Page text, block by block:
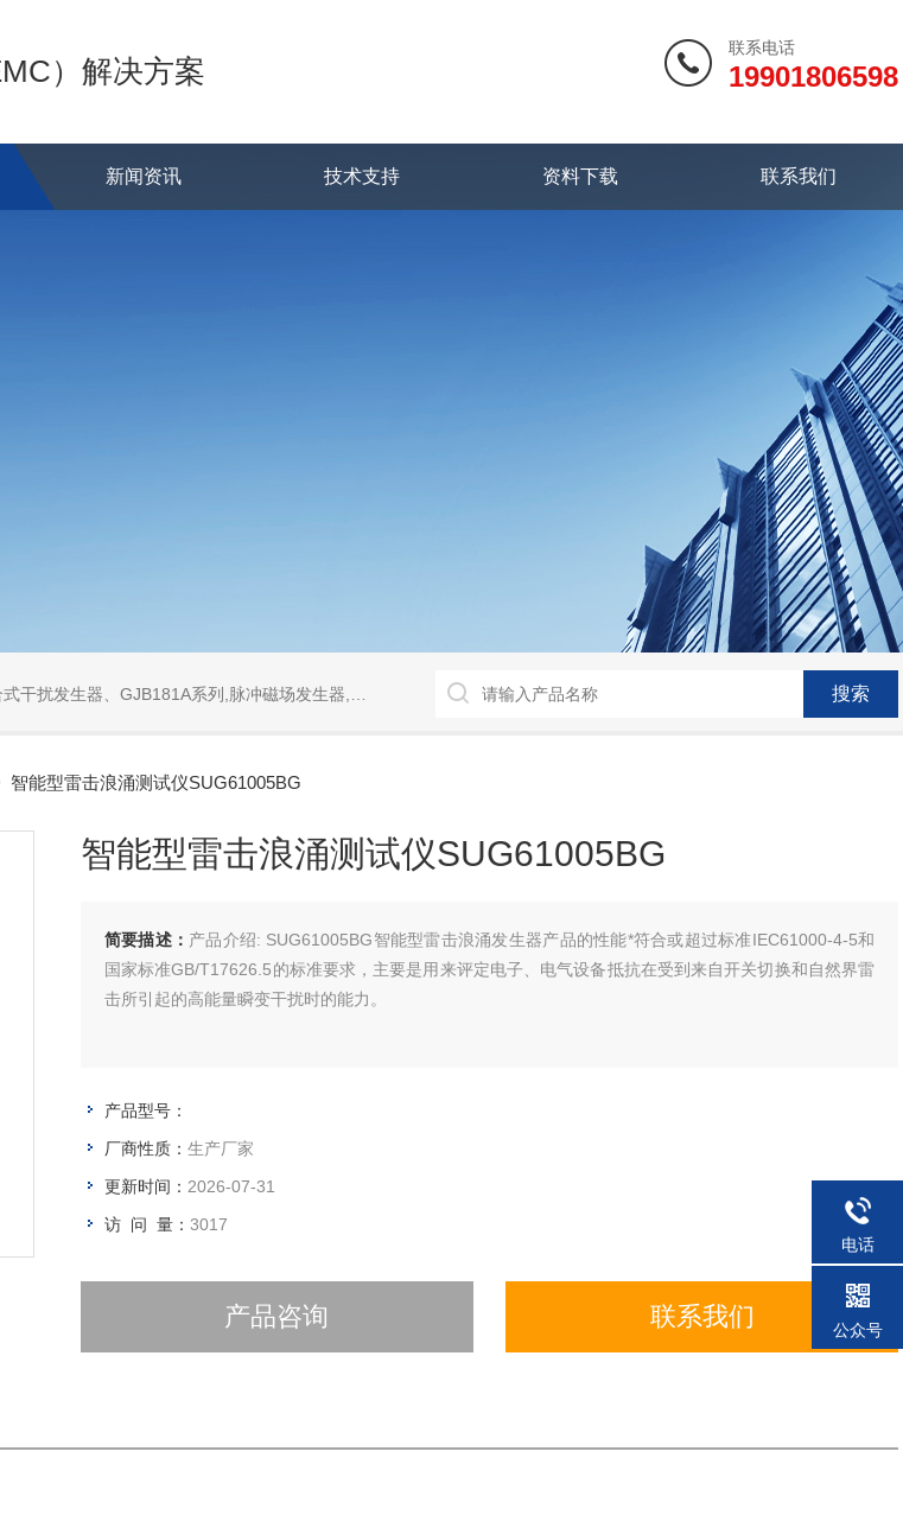
）解决方案
联系电话
19901806598
新闻资讯 技术支持 资料下载 联系我们
场发生器,工频磁场发生器,衰减振荡波发生器,同轴衰减器,同轴负载
智能型雷击浪涌测试仪SUG61005BG
智能型雷击浪涌测试仪SUG61005BG
简要描述： 产品介绍: SUG61005BG智能型雷击浪涌发生器产品的性能*符合或超过标准IEC61000-4-5和
国家标准GB/T17626.5的标准要求，主要是用来评定电子、电气设备抵抗在受到来自开关切换和自然界雷
击所引起的高能量瞬变干扰时的能力。
产品型号：
厂商性质： 生产厂家
更新时间： 2026-07-31
访 问 量： 3017
产品咨询 联系我们
电话
公众号